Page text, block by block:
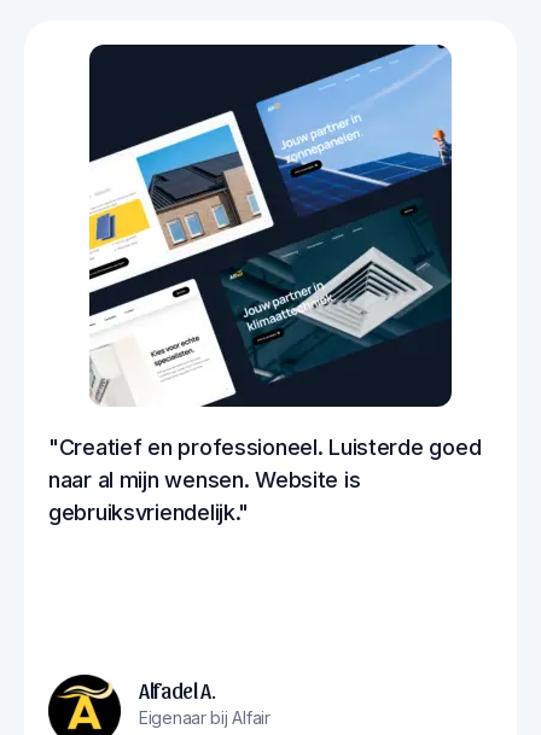
"Creatief en professioneel. Luisterde goed
naar al mijn wensen. Website is
gebruiksvriendelijk."
Alfadel A.
Eigenaar bij Alfair